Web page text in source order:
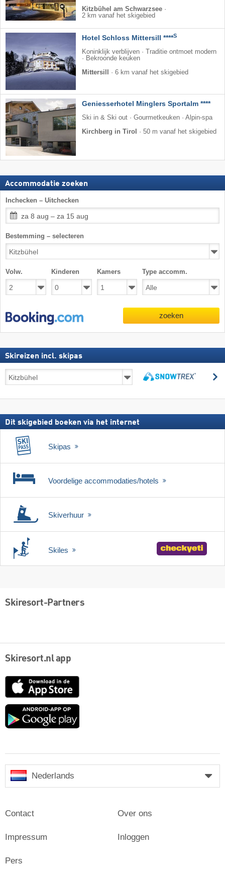
Kitzbühel am Schwarzsee ·
2 km vanaf het skigebied
Hotel Schloss Mittersill ****S
Koninklijk verblijven · Traditie ontmoet modern
· Bekroonde keuken
Mittersill
· 6 km vanaf het skigebied
Geniesserhotel Minglers Sportalm ****
Ski in & Ski out · Gourmetkeuken · Alpin-spa
Kirchberg in Tirol
· 50 m vanaf het skigebied
Accommodatie zoeken
Inchecken – Uitchecken
za 8 aug – za 15 aug
Bestemming – selecteren
Volw. Kinderen Kamers Type accomm.
zoeken
Skireizen incl. skipas
incl.
Dit skigebied boeken via het internet
Skipas
Voordelige accommodaties/hotels
Skiverhuur
Skiles
Skiresort-Partners
Skiresort.nl app
App
Google
Nederlands
Contact
Impressum
Pers
Over ons
Inloggen